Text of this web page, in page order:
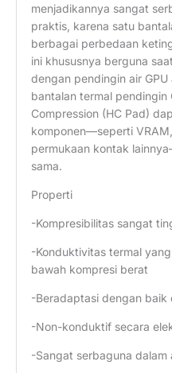
menjadikannya sangat
praktis, karena satu
berbagai perbedaan
ini khususnya berguna
dengan pendingin air
bantalan termal pendingin
Compression (HC Pad)
komponen—seperti
permukaan kontak
sama.
Properti
-Kompresibilitas sangat
-Konduktivitas termal
bawah kompresi berat
-Beradaptasi dengan
-Non-konduktif secara
-Sangat serbaguna dalam